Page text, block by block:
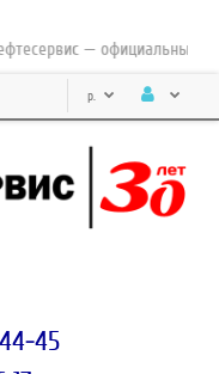
— официальный
р.
45